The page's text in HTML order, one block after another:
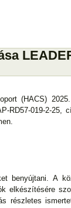
(HACS)
RD57-019-2-25,
benyújtani. A
elkészítésére
részletes